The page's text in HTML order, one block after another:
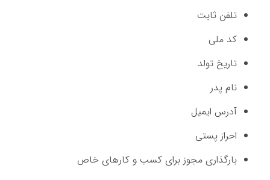
تلفن ثابت
کد ملی
تاریخ تولد
نام پدر
آدرس ایمیل
احراز پستی
بارگذاری مجوز برای کسب و کارهای خاص